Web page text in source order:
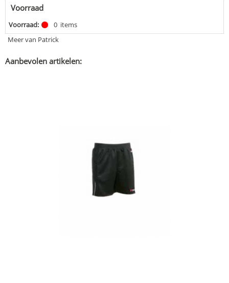
Voorraad
Voorraad: 0 items
Meer van Patrick
Aanbevolen artikelen: